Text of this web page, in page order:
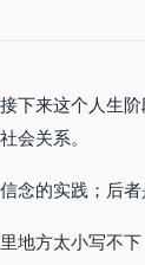
下来这个人生
会关系。
念的实践；后者
地方太小写不下